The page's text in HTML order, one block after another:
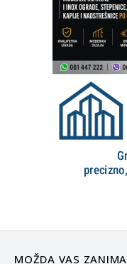
MOŽDA VAS ZANIMA